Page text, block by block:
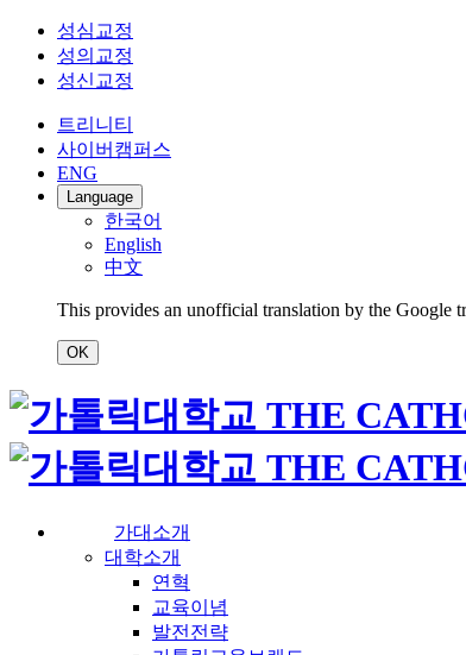
성심교정
성의교정
성신교정
트리니티
사이버캠퍼스
ENG
Language
한국어
English
中文
This provides an unofficial translation by the Google
OK
가대소개
대학소개
연혁
교육이념
발전전략